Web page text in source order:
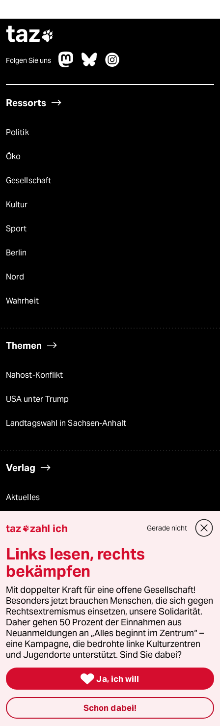
taz
Folgen Sie uns
Ressorts
Politik
Öko
Gesellschaft
Kultur
Sport
Berlin
Nord
Wahrheit
Themen
Nahost-Konflikt
USA unter Trump
Landtagswahl in Sachsen-Anhalt
Verlag
Aktuelles
Die Seitenwende
Stellen
Presse
Unterstützen
abo
genossenschaft
taz zahl ich
taz zahl ich Gerade nicht
Links lesen, rechts
bekämpfen
Mit doppelter Kraft für eine offene Gesellschaft!
Besonders jetzt brauchen Menschen, die sich gegen
Rechtsextremismus einsetzen, unsere Solidarität.
Daher gehen 50 Prozent der Einnahmen aus
Neuanmeldungen an „Alles beginnt im Zentrum“ –
eine Kampagne, die bedrohte linke Kulturzentren
und Jugendorte unterstützt. Sind Sie dabei?
 Ja, ich will
Schon dabei!